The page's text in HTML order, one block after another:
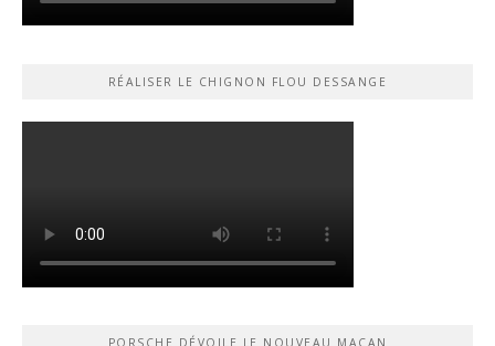
RÉALISER LE CHIGNON FLOU DESSANGE
PORSCHE DÉVOILE LE NOUVEAU MACAN